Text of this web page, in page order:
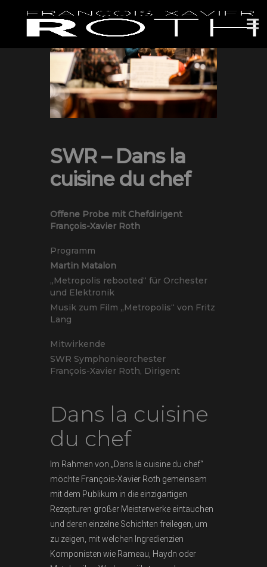
SWR – Dans la
cuisine du chef
Offene Probe mit Chefdirigent
François-Xavier Roth
Programm
Martin Matalon
„Metropolis rebooted“ für Orchester
und Elektronik
Musik zum Film „Metropolis“ von Fritz
Lang
Mitwirkende
SWR Symphonieorchester
François-Xavier Roth, Dirigent
Dans la cuisine
du chef
Im Rahmen von „Dans la cuisine du chef“
möchte François-Xavier Roth gemeinsam
mit dem Publikum in die einzigartigen
Rezepturen großer Meisterwerke eintauchen
und deren einzelne Schichten freilegen, um
zu zeigen, mit welchen Ingredienzien
Komponisten wie Rameau, Haydn oder